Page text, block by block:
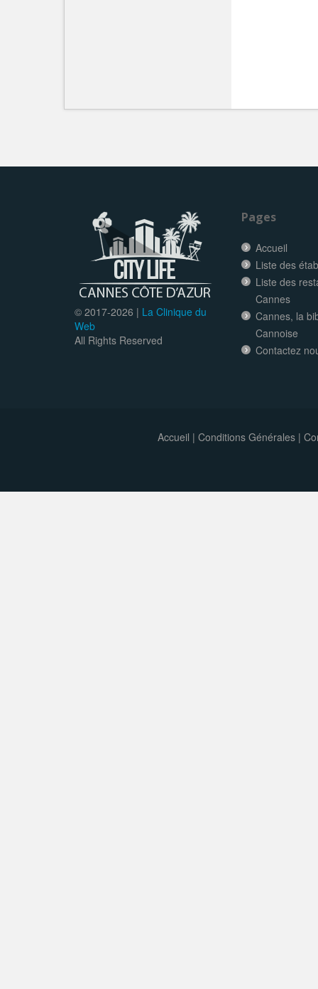
© 2017-2026 | La Clinique du
Web
All Rights Reserved
Pages
Accueil
Liste des
Liste des
Cannes
Cannes, la
Cannoise
Contactez
Accueil | Conditions Générales|